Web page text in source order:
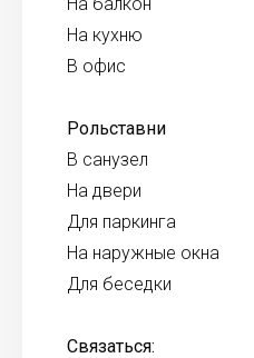
На кухню
В офис
Рольставни
В санузел
На двери
Для паркинга
На наружные окна
Для беседки
Связаться: